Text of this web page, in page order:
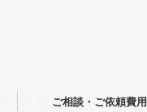
ご相談・ご依頼費用